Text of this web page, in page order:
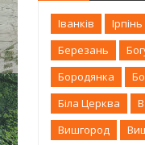
Іванків Ірпінь
Березань
Бородянка
Біла Церква
Вишгород